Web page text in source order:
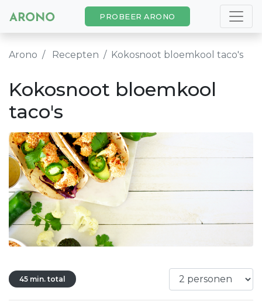
PROBEER ARONO
Arono Recepten Kokosnoot bloemkool taco's
Kokosnoot bloemkool
taco's
45 min. total